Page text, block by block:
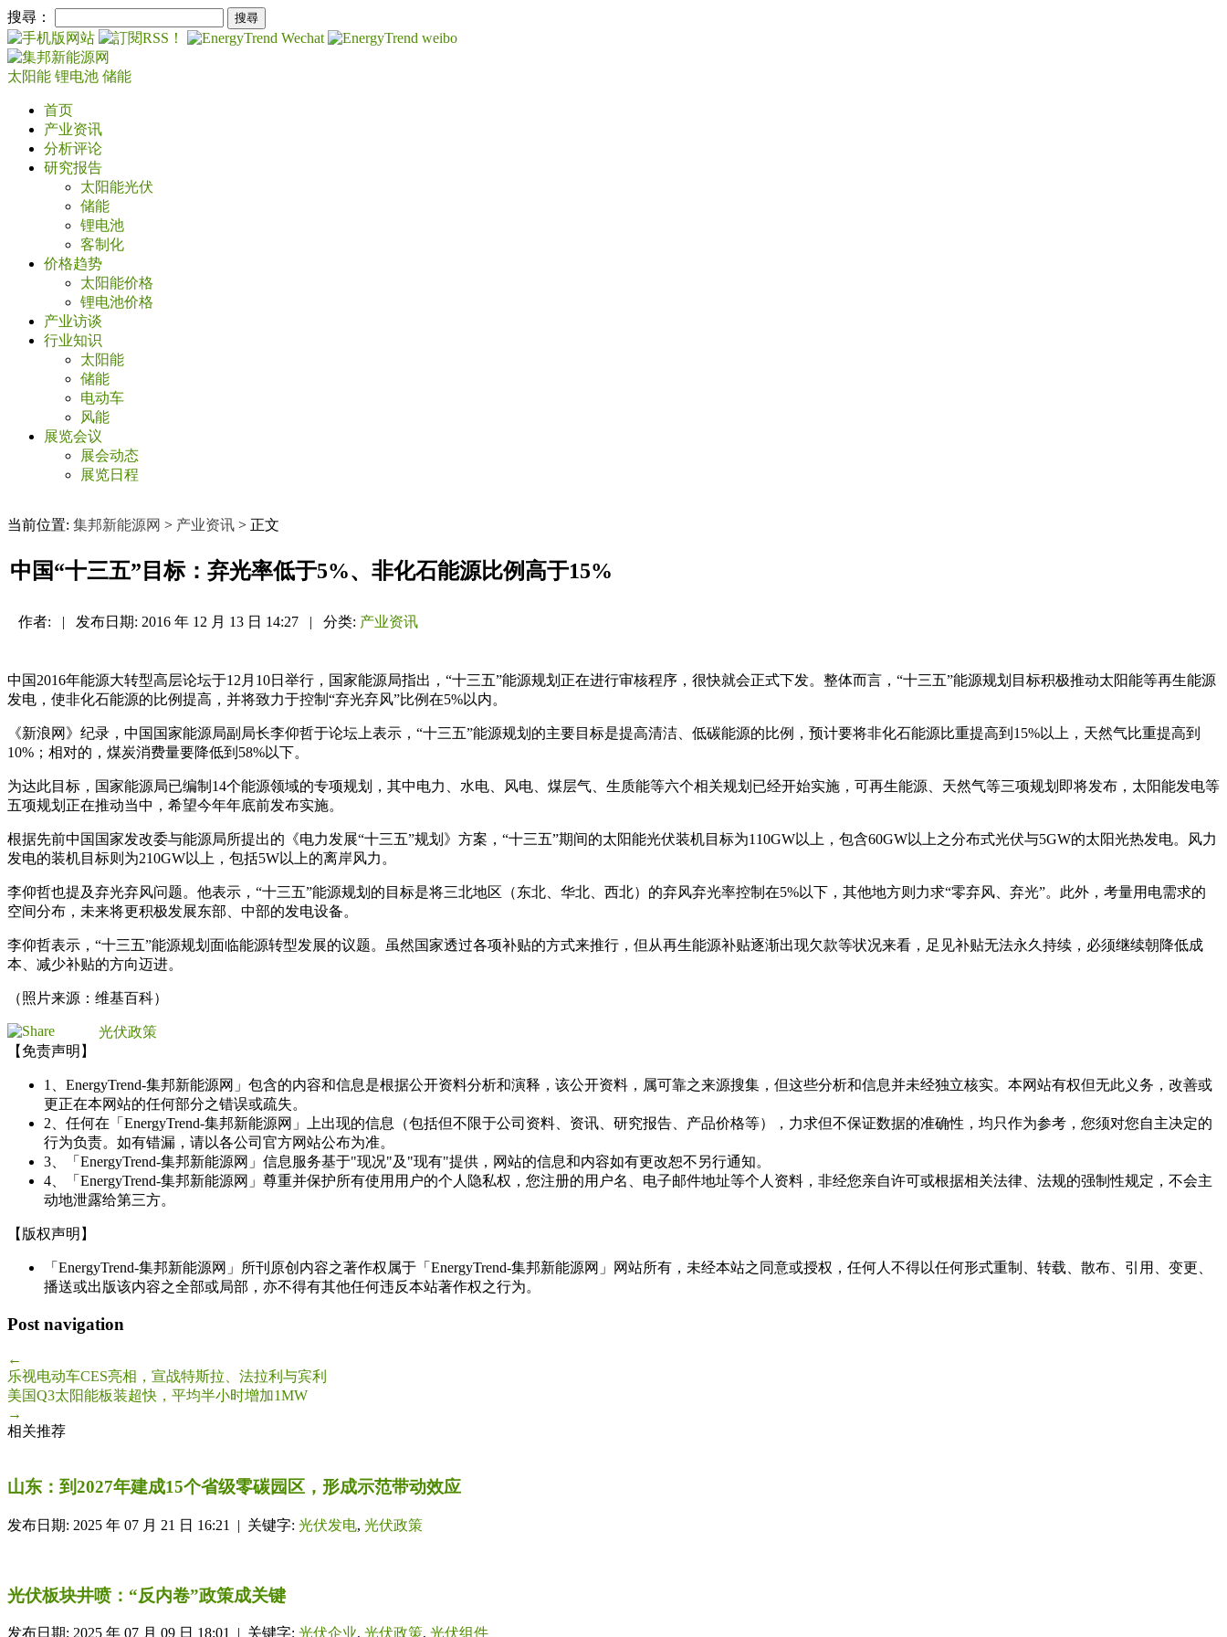
搜尋：
太阳能 锂电池 储能
首页
产业资讯
分析评论
研究报告
太阳能光伏
储能
锂电池
客制化
价格趋势
太阳能价格
锂电池价格
产业访谈
行业知识
太阳能
储能
电动车
风能
展览会议
展会动态
展览日程
当前位置: 集邦新能源网 > 产业资讯 > 正文
中国“十三五”目标：弃光率低于5%、非化石能源比例高于15%
作者: | 发布日期: 2016 年 12 月 13 日 14:27 | 分类: 产业资讯
中国2016年能源大转型高层论坛于12月10日举行，国家能源局指出，“十三五”能源规划正在进行审核程序，很快就会正式下发。整体而言，“十三五”能源规划目标积极推动太阳能等再生能源
发电，使非化石能源的比例提高，并将致力于控制“弃光弃风”比例在5%以内。
《新浪网》纪录，中国国家能源局副局长李仰哲于论坛上表示，“十三五”能源规划的主要目标是提高清洁、低碳能源的比例，预计要将非化石能源比重提高到15%以上，天然气比重提高到
10%；相对的，煤炭消费量要降低到58%以下。
为达此目标，国家能源局已编制14个能源领域的专项规划，其中电力、水电、风电、煤层气、生质能等六个相关规划已经开始实施，可再生能源、天然气等三项规划即将发布，太阳能发电等
五项规划正在推动当中，希望今年年底前发布实施。
根据先前中国国家发改委与能源局所提出的《电力发展“十三五”规划》方案，“十三五”期间的太阳能光伏装机目标为110GW以上，包含60GW以上之分布式光伏与5GW的太阳光热发电。风力
发电的装机目标则为210GW以上，包括5W以上的离岸风力。
李仰哲也提及弃光弃风问题。他表示，“十三五”能源规划的目标是将三北地区（东北、华北、西北）的弃风弃光率控制在5%以下，其他地方则力求“零弃风、弃光”。此外，考量用电需求的
空间分布，未来将更积极发展东部、中部的发电设备。
李仰哲表示，“十三五”能源规划面临能源转型发展的议题。虽然国家透过各项补贴的方式来推行，但从再生能源补贴逐渐出现欠款等状况来看，足见补贴无法永久持续，必须继续朝降低成
本、减少补贴的方向迈进。
（照片来源：维基百科）
光伏政策
【免责声明】
1、EnergyTrend-集邦新能源网」包含的内容和信息是根据公开资料分析和演释，该公开资料，属可靠之来源搜集，但这些分析和信息并未经独立核实。本网站有权但无此义务，改善或
更正在本网站的任何部分之错误或疏失。
2、任何在「EnergyTrend-集邦新能源网」上出现的信息（包括但不限于公司资料、资讯、研究报告、产品价格等），力求但不保证数据的准确性，均只作为参考，您须对您自主决定的
行为负责。如有错漏，请以各公司官方网站公布为准。
3、「EnergyTrend-集邦新能源网」信息服务基于"现况"及"现有"提供，网站的信息和内容如有更改恕不另行通知。
4、「EnergyTrend-集邦新能源网」尊重并保护所有使用用户的个人隐私权，您注册的用户名、电子邮件地址等个人资料，非经您亲自许可或根据相关法律、法规的强制性规定，不会主
动地泄露给第三方。
【版权声明】
「EnergyTrend-集邦新能源网」所刊原创内容之著作权属于「EnergyTrend-集邦新能源网」网站所有，未经本站之同意或授权，任何人不得以任何形式重制、转载、散布、引用、变更、
播送或出版该内容之全部或局部，亦不得有其他任何违反本站著作权之行为。
Post navigation
←
乐视电动车CES亮相，宣战特斯拉、法拉利与宾利
美国Q3太阳能板装超快，平均半小时增加1MW
→
相关推荐
山东：到2027年建成15个省级零碳园区，形成示范带动效应
发布日期: 2025 年 07 月 21 日 16:21 | 关键字: 光伏发电, 光伏政策
光伏板块井喷：“反内卷”政策成关键
发布日期: 2025 年 07 月 09 日 18:01 | 关键字: 光伏企业, 光伏政策, 光伏组件